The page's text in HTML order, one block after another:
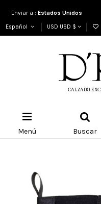
Enviar a : Estados Unidos
Español USD USD $
Menú Buscar